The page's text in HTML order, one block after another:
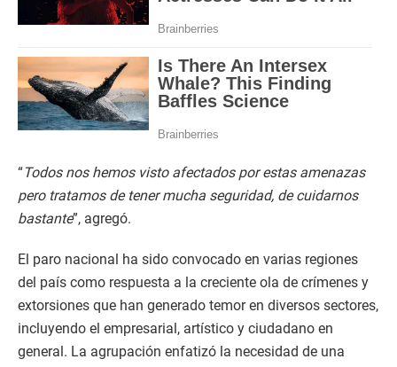
“Todos nos hemos visto afectados por estas amenazas
pero tratamos de tener mucha seguridad, de cuidarnos
bastante”, agregó.
El paro nacional ha sido convocado en varias regiones
del país como respuesta a la creciente ola de crímenes y
extorsiones que han generado temor en diversos sectores,
incluyendo el empresarial, artístico y ciudadano en
general. La agrupación enfatizó la necesidad de una